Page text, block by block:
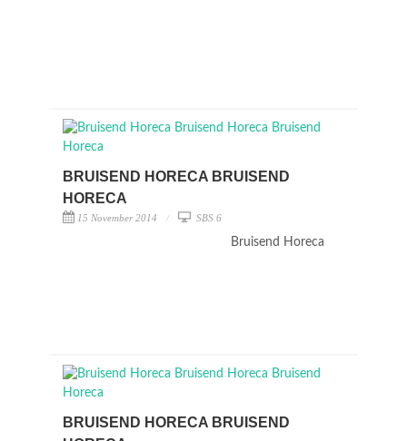
BRUISEND HORECA BRUISEND
HORECA
15 November 2014 SBS 6
Bruisend Horeca
BRUISEND HORECA BRUISEND